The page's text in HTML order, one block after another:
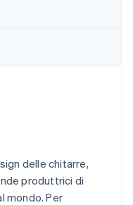
l'infrastruttura
delle chitarre,
produttrici di
mondo. Per